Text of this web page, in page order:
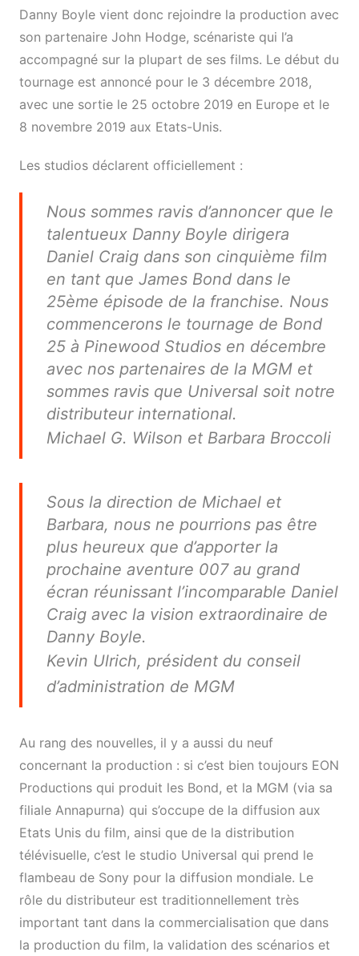
Danny Boyle vient donc rejoindre la production avec
son partenaire John Hodge, scénariste qui l’a
accompagné sur la plupart de ses films. Le début du
tournage est annoncé pour le 3 décembre 2018,
avec une sortie le 25 octobre 2019 en Europe et le
8 novembre 2019 aux Etats-Unis.
Les studios déclarent officiellement :
Nous sommes ravis d’annoncer que le
talentueux Danny Boyle dirigera
Daniel Craig dans son cinquième film
en tant que James Bond dans le
25ème épisode de la franchise. Nous
commencerons le tournage de Bond
25 à Pinewood Studios en décembre
avec nos partenaires de la MGM et
sommes ravis que Universal soit notre
distributeur international.
Michael G. Wilson et Barbara Broccoli
Sous la direction de Michael et
Barbara, nous ne pourrions pas être
plus heureux que d’apporter la
prochaine aventure 007 au grand
écran réunissant l’incomparable Daniel
Craig avec la vision extraordinaire de
Danny Boyle.
Kevin Ulrich, président du conseil
d’administration de MGM
Au rang des nouvelles, il y a aussi du neuf
concernant la production : si c’est bien toujours EON
Productions qui produit les Bond, et la MGM (via sa
filiale Annapurna) qui s’occupe de la diffusion aux
Etats Unis du film, ainsi que de la distribution
télévisuelle, c’est le studio Universal qui prend le
flambeau de Sony pour la diffusion mondiale. Le
rôle du distributeur est traditionnellement très
important tant dans la commercialisation que dans
la production du film, la validation des scénarios et